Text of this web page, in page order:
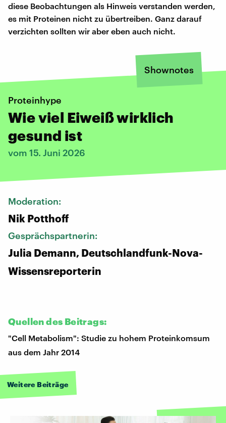
diese Beobachtungen als Hinweis verstanden werden,
es mit Proteinen nicht zu übertreiben. Ganz darauf
verzichten sollten wir aber eben auch nicht.
Shownotes
Proteinhype
Wie viel Eiweiß wirklich
gesund ist
vom 15. Juni 2026
Moderation:
Nik Potthoff
Gesprächspartnerin:
Julia Demann, Deutschlandfunk-Nova-
Wissensreporterin
Quellen des Beitrags:
"Cell Metabolism": Studie zu hohem Proteinkomsum
aus dem Jahr 2014
Weitere Beiträge